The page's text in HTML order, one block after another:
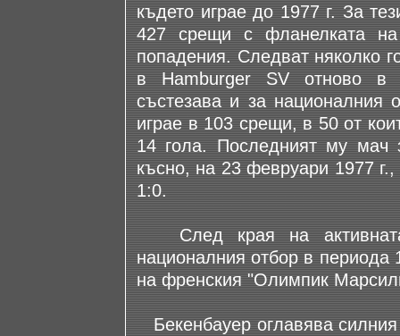
където играе до 1977 г. За
427 срещи с фланелката
попадения. Следват няколко
в Hamburger SV отново в
състезава и за националния
играе в 103 срещи, в 50 от
14 гола. Последният му мач
късно, на 23 февруари 1977
1:0.
След края на активната
националния отбор в периода
на френския "Олимпик
Бекенбауер оглавява силния